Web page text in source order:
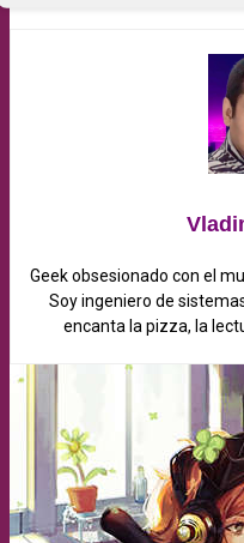
Geek obsesionado con el
Soy ingeniero de
encanta la pizza, la